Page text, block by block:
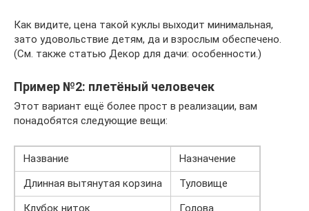
Как видите, цена такой куклы выходит минимальная,
зато удовольствие детям, да и взрослым обеспечено.
(См. также статью Декор для дачи: особенности.)
Пример №2: плетёный человечек
Этот вариант ещё более прост в реализации, вам
понадобятся следующие вещи:
Название
Назначение
Длинная вытянутая корзина
Туловище
Клубок ниток
Голова